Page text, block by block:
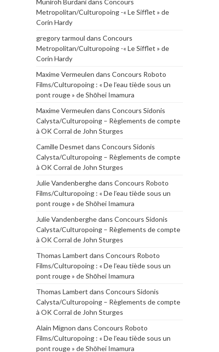
Muniroh Burdanidans Concours
Metropolitan/Culturopoing -« Le Sifflet » de
Corin Hardy
gregory tarmoul dans Concours
Metropolitan/Culturopoing -« Le Sifflet » de
Corin Hardy
Maxime Vermeulen dans Concours Roboto
Films/Culturopoing : « De l’eau tiède sous un
pont rouge » de Shōhei Imamura
Maxime Vermeulen dans Concours Sidonis
Calysta/Culturopoing – Règlements de compte
à OK Corral de John Sturges
Camille Desmet dans Concours Sidonis
Calysta/Culturopoing – Règlements de compte
à OK Corral de John Sturges
Julie Vandenberghedans Concours Roboto
Films/Culturopoing : « De l’eau tiède sous un
pont rouge » de Shōhei Imamura
Julie Vandenberghedans Concours Sidonis
Calysta/Culturopoing – Règlements de compte
à OK Corral de John Sturges
Thomas Lambert dans Concours Roboto
Films/Culturopoing : « De l’eau tiède sous un
pont rouge » de Shōhei Imamura
Thomas Lambert dans Concours Sidonis
Calysta/Culturopoing – Règlements de compte
à OK Corral de John Sturges
Alain Mignon dans Concours Roboto
Films/Culturopoing : « De l’eau tiède sous un
pont rouge » de Shōhei Imamura